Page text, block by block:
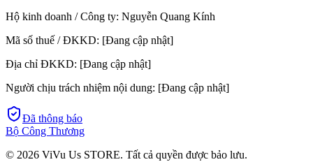
Hộ kinh doanh / Công ty: Nguyễn Quang Kính
Mã số thuế / ĐKKD: [Đang cập nhật]
Địa chỉ ĐKKD: [Đang cập nhật]
Người chịu trách nhiệm nội dung: [Đang cập nhật]
Đã thông báo
Bộ Công Thương
© 2026 ViVu Us STORE. Tất cả quyền được bảo lưu.